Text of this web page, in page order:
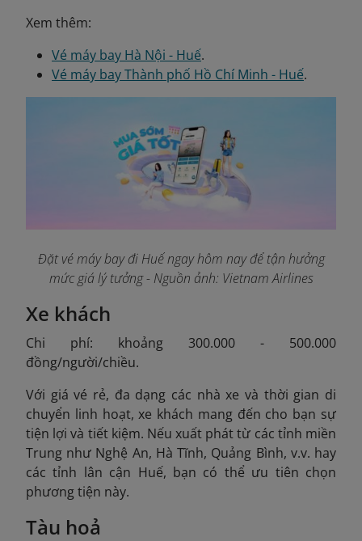
Xem thêm:
Vé máy bay Hà Nội - Huế.
Vé máy bay Thành phố Hồ Chí Minh - Huế.
Đặt vé máy bay đi Huế ngay hôm nay để tận hưởng
mức giá lý tưởng - Nguồn ảnh: Vietnam Airlines
Xe khách
Chi phí: khoảng 300.000 - 500.000
đồng/người/chiều.
Với giá vé rẻ, đa dạng các nhà xe và thời gian di
chuyển linh hoạt, xe khách mang đến cho bạn sự
tiện lợi và tiết kiệm. Nếu xuất phát từ các tỉnh miền
Trung như Nghệ An, Hà Tĩnh, Quảng Bình, v.v. hay
các tỉnh lân cận Huế, bạn có thể ưu tiên chọn
phương tiện này.
Tàu hoả